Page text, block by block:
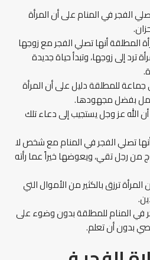
الفجر في المنام على أن المرأة
المطلقة أنها تصلي الفجر مع زوجها
ترد إلى زوجها، وتبدأ حياة جديدة
جماعة للمطلقة دليل على أن المرأة
بفضل مجهودها.
أن الله عز وجل يستجيب إلى دعاء تلك
تصلي الفجر في المنام مع شخص لا
من رجل تقي، ويعوضها خيراً عما رأته
ترزق بالكثير من الأموال التي
في المنام للمطلقة بدون وضوء على
بدون أن تعلم.